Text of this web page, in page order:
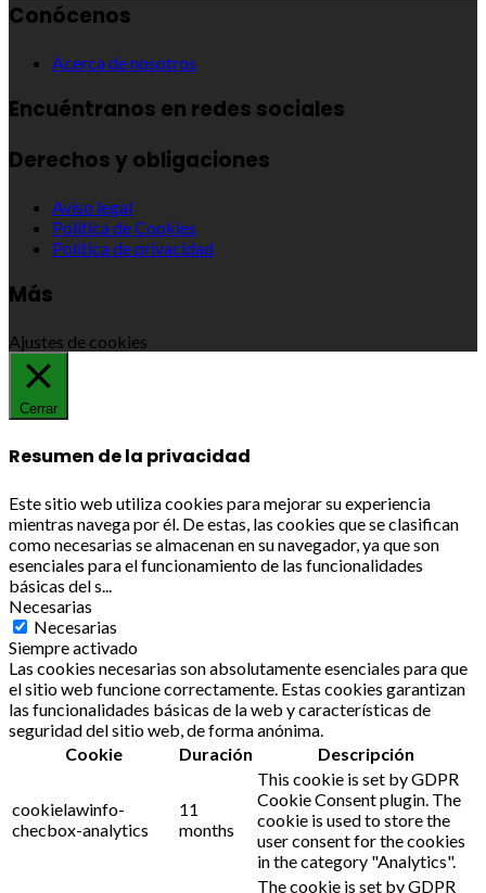
Conócenos
Acerca de nosotros
Encuéntranos en redes sociales
Derechos y obligaciones
Aviso legal
Política de Cookies
Política de privacidad
Más
Ajustes de cookies
Cerrar
Resumen de la privacidad
Este sitio web utiliza cookies para mejorar su experiencia
mientras navega por él. De estas, las cookies que se clasifican
como necesarias se almacenan en su navegador, ya que son
esenciales para el funcionamiento de las funcionalidades
básicas del s...
Necesarias
Necesarias
Siempre activado
Las cookies necesarias son absolutamente esenciales para que
el sitio web funcione correctamente. Estas cookies garantizan
las funcionalidades básicas de la web y características de
seguridad del sitio web, de forma anónima.
Cookie
Duración Descripción
cookielawinfo-
checbox-analytics
11
months
This cookie is set by GDPR
Cookie Consent plugin. The
cookie is used to store the
user consent for the cookies
in the category "Analytics".
The cookie is set by GDPR